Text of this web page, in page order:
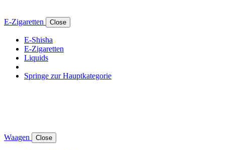
E-Zigaretten Close
E-Shisha
E-Zigaretten
Liquids
Springe zur Hauptkategorie
Waagen Close